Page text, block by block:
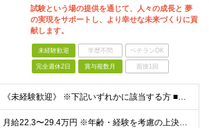
試験という場の提供を通じて、人々の成長と 夢
の実現をサポートし、より幸せな未来づくりに貢
献します。
未経験歓迎 学歴不問 ベテランOK
完全週休2日 賞与複数月 面接1回
《未経験歓迎》 ※下記いずれかに該当する方 ■対人業務の経験（法人/個人、販売/交渉など種別・業種は不問） ■MicrosoftOffice（主にWordとExcel）の基本操作が出来る方 ～下記の
月給22.3〜29.4万円 ※年齢・経験を考慮の上決定します ※試用期間3ヶ月／給与・待遇に差異はありません ※残業代は別途全額支給いたします ※想定年収465万円〜585万円（月22時間の残業代、賞